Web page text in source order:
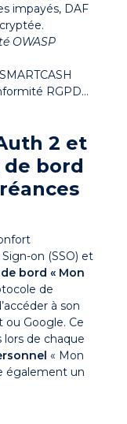
impayés, DAF
OWASP
RGPD…
2 et
bord
on (SSO) et
bord « Mon
de
à son
ou Google. Ce
lors de chaque
« Mon
également un